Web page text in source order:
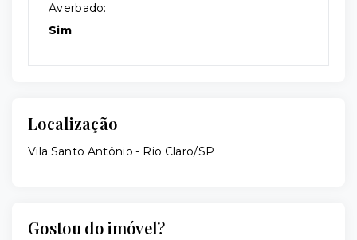
Averbado:
Sim
Localização
Vila Santo Antônio - Rio Claro/SP
Gostou do imóvel?